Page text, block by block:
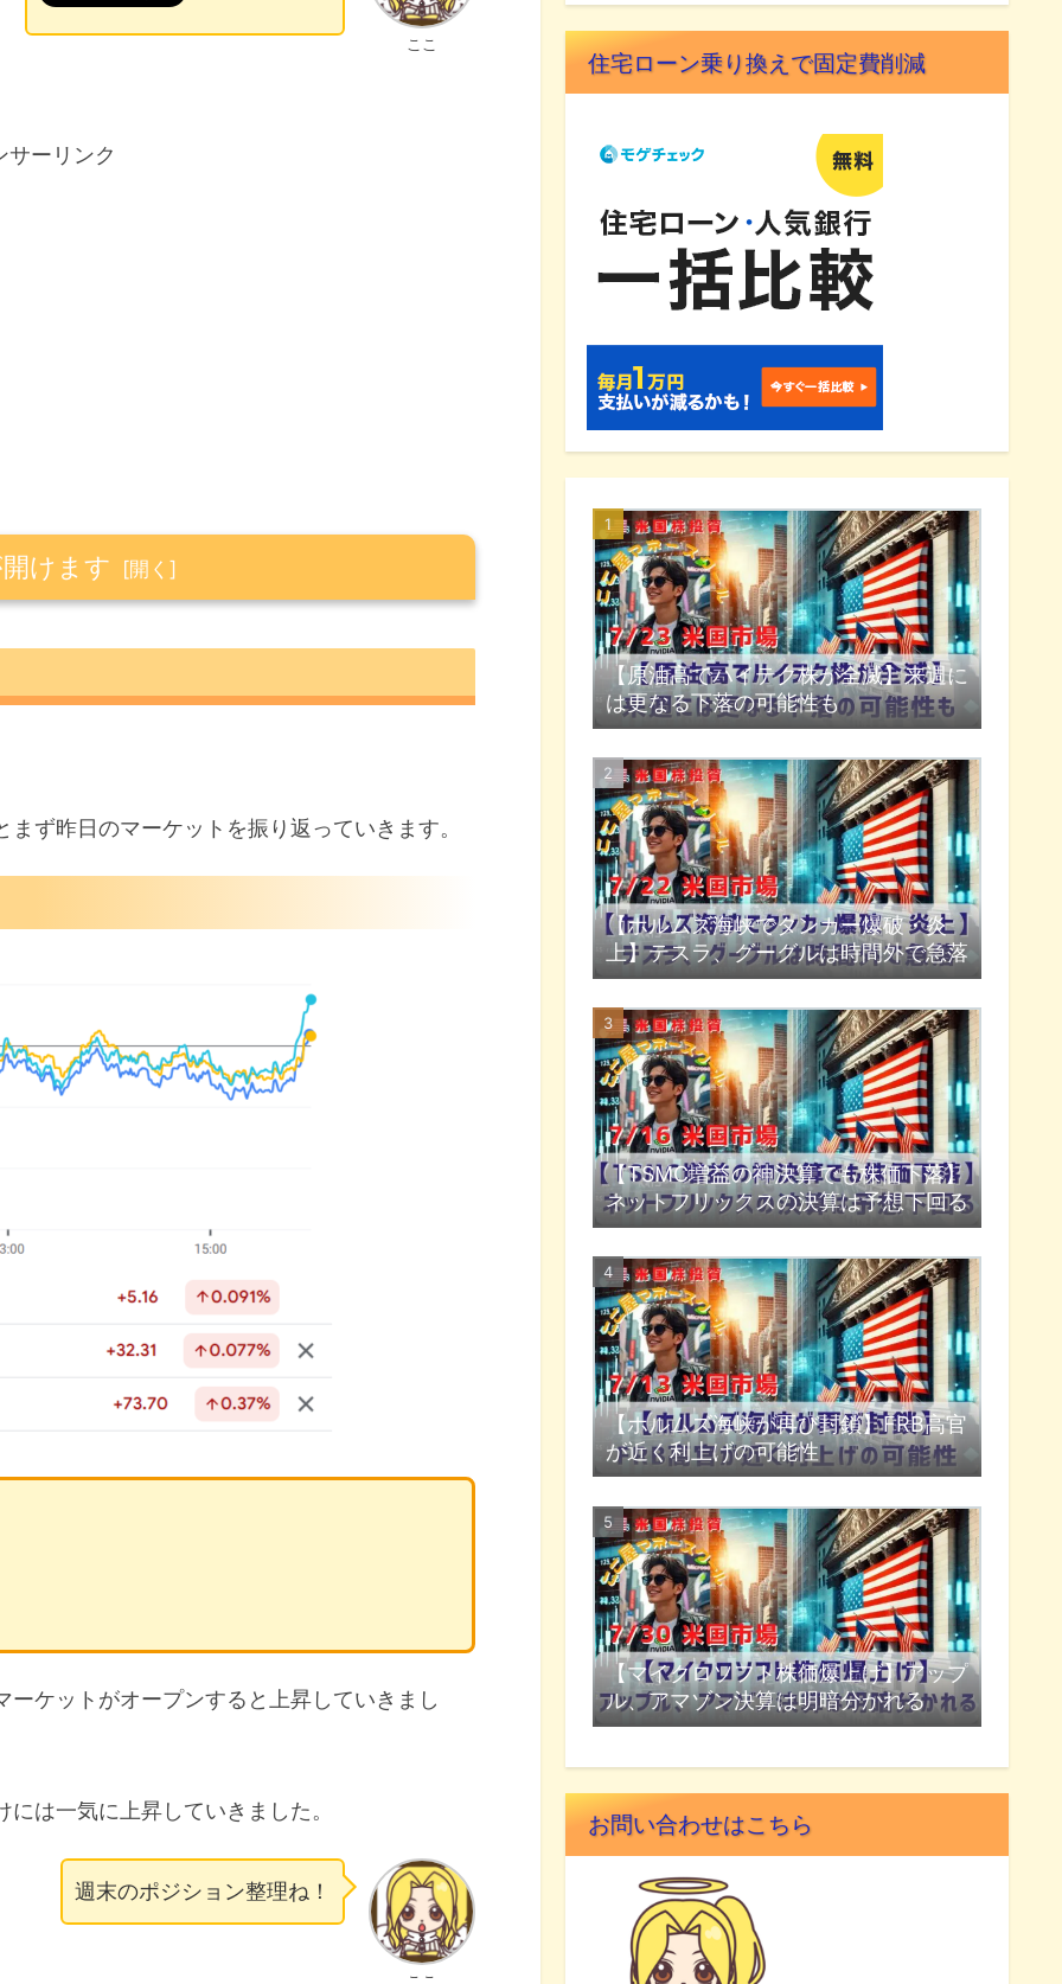
ここ
サーリンク
けます
抗措置
ず昨日のマーケットを振り返っていきます。
ケットがオープンすると上昇していきまし
は一気に上昇していきました。
ここ
週末のポジション整理ね！
住宅ローン乗り換えで固定費削減
【原油高でハイテク株が全滅】来週に
は更なる下落の可能性も
【ホルムズ海峡でタンカー爆破・炎
上】テスラ、グーグルは時間外で急落
【TSMC増益の神決算でも株価下落】
ネットフリックスの決算は予想下回る
【ホルムズ海峡が再び封鎖】FRB高官
が近く利上げの可能性
【マイクロソフト株価爆上げ】アップ
ル、アマゾン決算は明暗分かれる
お問い合わせはこちら